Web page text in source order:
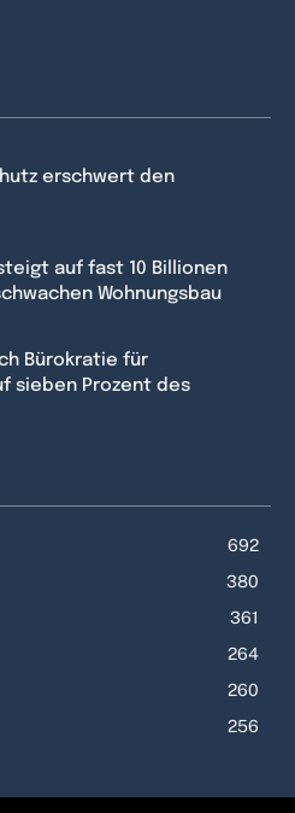
erschwert den
auf fast 10 Billionen
Wohnungsbau
Bürokratie für
sieben Prozent des
692
380
361
264
260
256